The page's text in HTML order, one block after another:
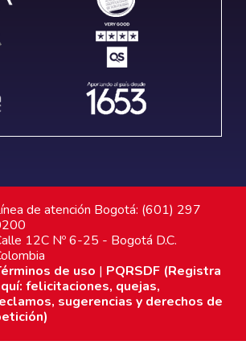
de atención Bogotá: (601) 297
12C Nº 6-25 - Bogotá D.C.
de uso | PQRSDF (Registra
felicitaciones, quejas,
sugerencias y derechos de